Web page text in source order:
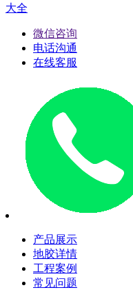
大全
微信咨询
电话沟通
在线客服
产品展示
地胶详情
工程案例
常见问题